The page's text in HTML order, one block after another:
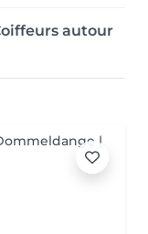
autour